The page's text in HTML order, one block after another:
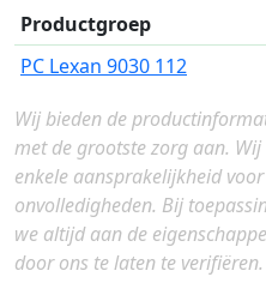
Productgroep
PC Lexan 9030 112
Wij bieden de
met de grootste zorg aan.
enkele aansprakelijkheid
onvolledigheden. Bij
we altijd aan de
door ons te laten te verifiëren.